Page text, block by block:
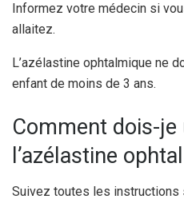
Informez votre médecin si
allaitez.
L’azélastine ophtalmique ne
enfant de moins de 3 ans.
Comment dois-je
l’azélastine
Suivez toutes les instructions